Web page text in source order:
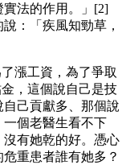
實法的作用。」[2]
：「疾風知勁草，
漲工資，為了爭取
，這個說自己是技
己貢獻多、那個說
個老醫生看不下
有她乾的好。憑心
重患者誰有她多？